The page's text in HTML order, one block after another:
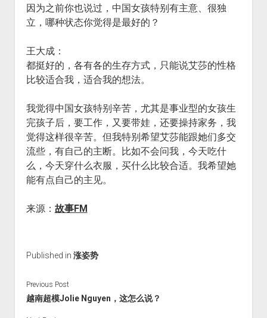
因为之前你也说过，中国女孩特别有主意、很独
立，哪种状态你觉得是最好的？
王大成：
都挺好的，各有各的生存方式，只能说艾莎的性格
比较适合我，适合我的想法。
我觉得中国女孩特别辛苦，尤其是事业型的女孩生
完孩子后，要工作，又要带娃，还要操持家务，我
觉得这样很辛苦。但我特别希望艾莎能跟她们多交
流些，有自己的主断。比如不会问我，今天吃什
么，今天穿什么衣服，买什么比较合适。我希望她
能有点自己的主见。
来源： 故事FM
Published in 涨姿势
Previous Post
越南超模Jolie Nguyen，这怎么说？